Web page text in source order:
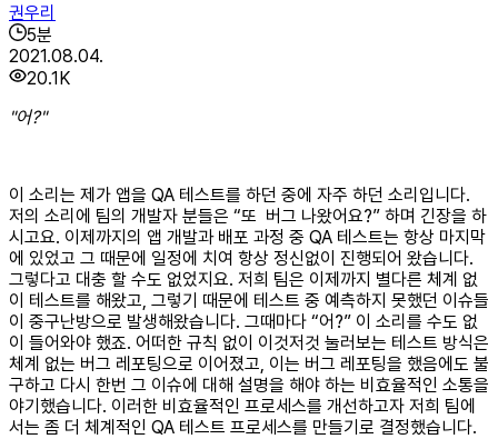
권우리
5분
2021.08.04.
20.1K
"어?"
이 소리는 제가 앱을 QA 테스트를 하던 중에 자주 하던 소리입니다.
저의 소리에 팀의 개발자 분들은 “또 버그 나왔어요?” 하며 긴장을 하
시고요. 이제까지의 앱 개발과 배포 과정 중 QA 테스트는 항상 마지막
에 있었고 그 때문에 일정에 치여 항상 정신없이 진행되어 왔습니다.
그렇다고 대충 할 수도 없었지요. 저희 팀은 이제까지 별다른 체계 없
이 테스트를 해왔고, 그렇기 때문에 테스트 중 예측하지 못했던 이슈들
이 중구난방으로 발생해왔습니다. 그때마다 “어?” 이 소리를 수도 없
이 들어와야 했죠. 어떠한 규칙 없이 이것저것 눌러보는 테스트 방식은
체계 없는 버그 레포팅으로 이어졌고, 이는 버그 레포팅을 했음에도 불
구하고 다시 한번 그 이슈에 대해 설명을 해야 하는 비효율적인 소통을
야기했습니다. 이러한 비효율적인 프로세스를 개선하고자 저희 팀에
서는 좀 더 체계적인 QA 테스트 프로세스를 만들기로 결정했습니다.